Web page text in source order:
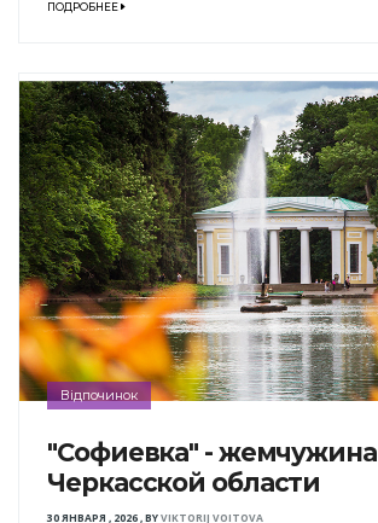
ПОДРОБНЕЕ
Відпочинок
"Софиевка" - жемчужина
Черкасской области
30 ЯНВАРЯ , 2026,BYVIKTORIJ VOITOVA